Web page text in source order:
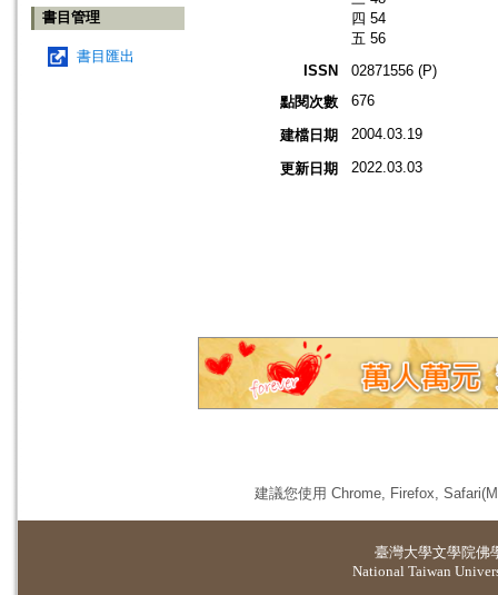
書目管理
書目匯出
四 54
五 56
ISSN
02871556 (P)
點閱次數
676
建檔日期 2004.03.19
更新日期 2022.03.03
建議您使用 Chrome, Firefox,
臺灣大學文學院佛
National Taiwan